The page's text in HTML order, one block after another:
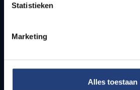
Statistieken
Marketing
Alles toestaan
Bereikbaarheid